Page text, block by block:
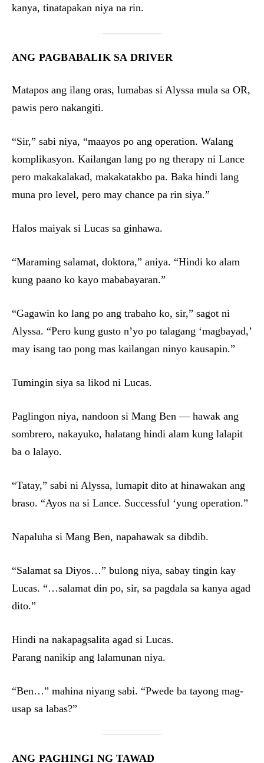
kanya, tinatapakan niya na rin.
ANG PAGBABALIK SA DRIVER
Matapos ang ilang oras, lumabas si Alyssa mula sa OR,
pawis pero nakangiti.
“Sir,” sabi niya, “maayos po ang operation. Walang
komplikasyon. Kailangan lang po ng therapy ni Lance
pero makakalakad, makakatakbo pa. Baka hindi lang
muna pro level, pero may chance pa rin siya.”
Halos maiyak si Lucas sa ginhawa.
“Maraming salamat, doktora,” aniya. “Hindi ko alam
kung paano ko kayo mababayaran.”
“Gagawin ko lang po ang trabaho ko, sir,” sagot ni
Alyssa. “Pero kung gusto n’yo po talagang ‘magbayad,’
may isang tao pong mas kailangan ninyo kausapin.”
Tumingin siya sa likod ni Lucas.
Paglingon niya, nandoon si Mang Ben — hawak ang
sombrero, nakayuko, halatang hindi alam kung lalapit
ba o lalayo.
“Tatay,” sabi ni Alyssa, lumapit dito at hinawakan ang
braso. “Ayos na si Lance. Successful ‘yung operation.”
Napaluha si Mang Ben, napahawak sa dibdib.
“Salamat sa Diyos…” bulong niya, sabay tingin kay
Lucas. “…salamat din po, sir, sa pagdala sa kanya agad
dito.”
Hindi na nakapagsalita agad si Lucas.
Parang nanikip ang lalamunan niya.
“Ben…” mahina niyang sabi. “Pwede ba tayong mag-
usap sa labas?”
ANG PAGHINGI NG TAWAD